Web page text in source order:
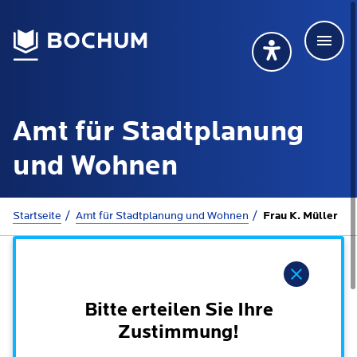
Übersetzung
Deutsch
Amt für Stadtplanung
und Wohnen
Startseite Amt für Stadtplanung und Wohnen Frau K. Müller
Bitte erteilen Sie Ihre
Zustimmung!
Übersetzung wählen (öffnet sich in Google
Deutsch
115 anrufen
Rathaus
Dienstleistungen von A-Z
Online-Terminbuchung
Dienstleistungen nach Lebenslagen